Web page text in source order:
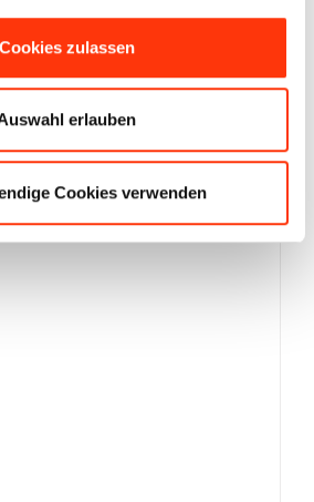
Cookies zulassen
erlauben
Cookies verwenden